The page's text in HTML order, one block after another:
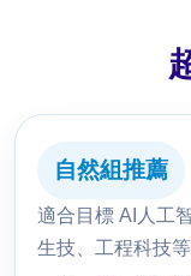
自然組推薦
適合目標 AI人工
生技、工程科技